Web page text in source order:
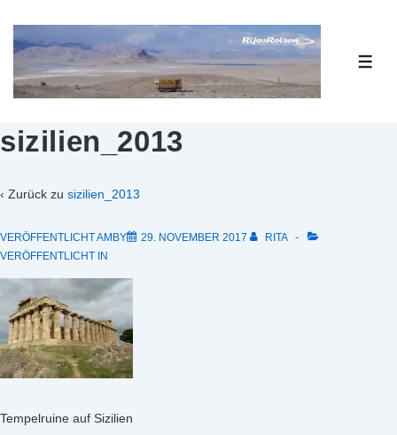
Zum
Inhalt
sizilien_2013
‹ Zurück zu sizilien_2013
VERÖFFENTLICHT AMBY 29. NOVEMBER 2017
RITA
VERÖFFENTLICHT IN
Tempelruine auf Sizilien